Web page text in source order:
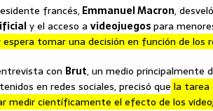
francés,Emmanuel Macron,
y el acceso a videojuegospara
tomar una decisión en función de los
con Brut, un medio principalmente
en redes sociales, precisó que la tarea
medir científicamente el efecto de los